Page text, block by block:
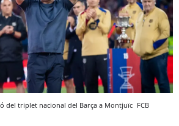
del triplet nacional del Barça a Montjuïc FCB